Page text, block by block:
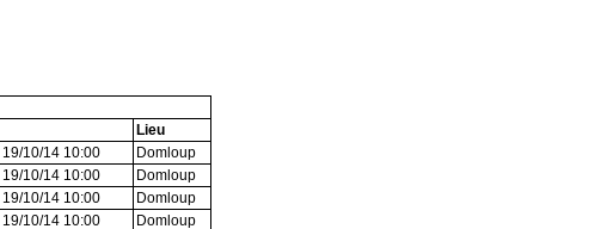
Lieu
10/14 10:00
Domloup
10/14 10:00
Domloup
10/14 10:00
Domloup
10/14 10:00
Domloup